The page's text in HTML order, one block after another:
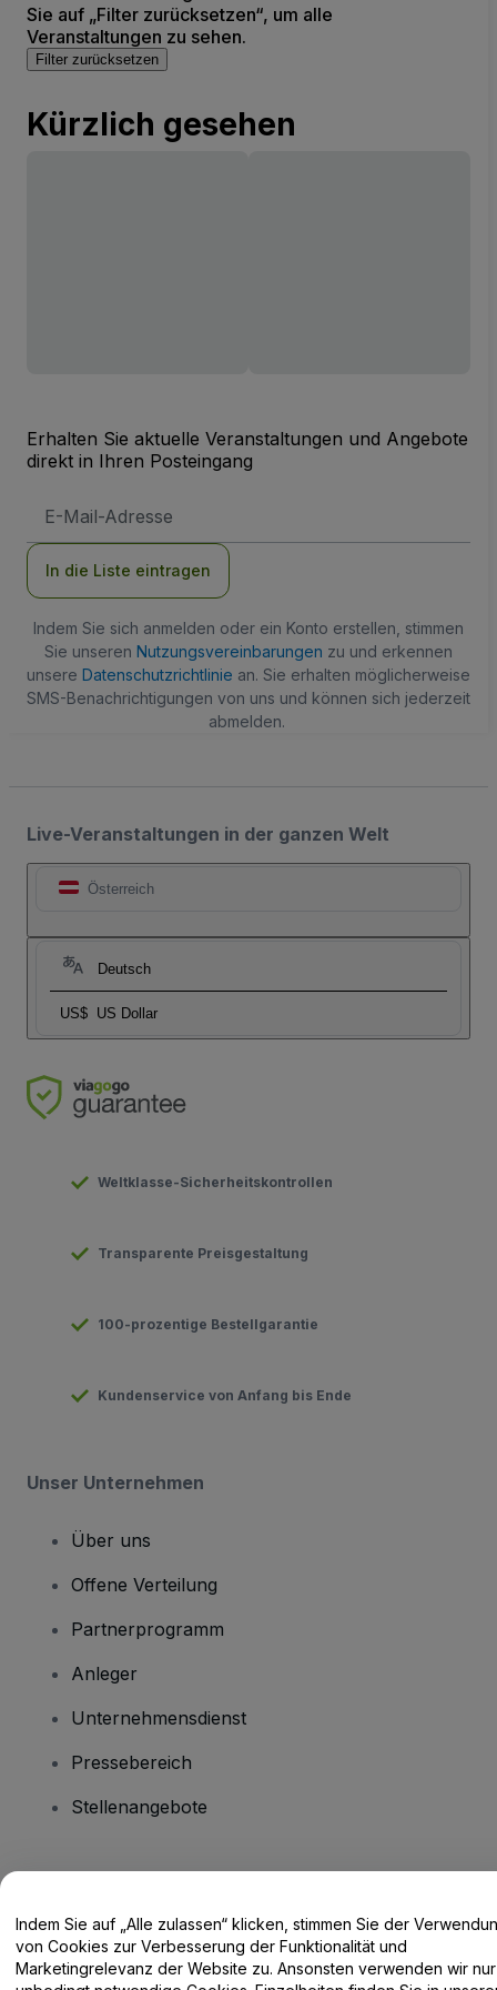
Sie auf „Filter zurücksetzen“, um alle
Veranstaltungen zu sehen.
Filter zurücksetzen
Kürzlich gesehen
Erhalten Sie aktuelle Veranstaltungen und Angebote
direkt in Ihren Posteingang
Mail-
In die Liste eintragen
Indem Sie sich anmelden oder ein Konto erstellen, stimmen
Sie unseren Nutzungsvereinbarungen zu und erkennen
unsere Datenschutzrichtlinie an. Sie erhalten möglicherweise
SMS-Benachrichtigungen von uns und können sich jederzeit
abmelden.
Live-Veranstaltungen in der ganzen Welt
Österreich
Deutsch
US$ US Dollar
Weltklasse-Sicherheitskontrollen
Transparente Preisgestaltung
100-prozentige Bestellgarantie
Kundenservice von Anfang bis Ende
Unser Unternehmen
Über uns
Offene Verteilung
Partnerprogramm
Anleger
Unternehmensdienst
Pressebereich
Stellenangebote
Hilfe-Center / Kontakt
Indem Sie auf „Alle zulassen“ klicken, stimmen Sie der
von Cookies zur Verbesserung der Funktionalität und
Marketingrelevanz der Website zu. Ansonsten verwenden wir nur